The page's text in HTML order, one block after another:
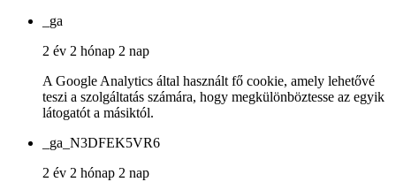
_ga
2 év 2 hónap 2 nap
A Google Analytics által használt fő cookie, amely lehetővé
teszi a szolgáltatás számára, hogy megkülönböztesse az egyik
látogatót a másiktól.
_ga_N3DFEK5VR6
2 év 2 hónap 2 nap